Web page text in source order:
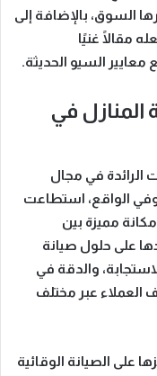
السوق، بالإضافة إلى
مقالًا غنيًا
السيو الحديثة.
المنازل في
الرائدة في مجال
الواقع، استطاعت
مميزة بين
على حلول صيانة
والدقة في
العملاء عبر مختلف
على الصيانة الوقائية